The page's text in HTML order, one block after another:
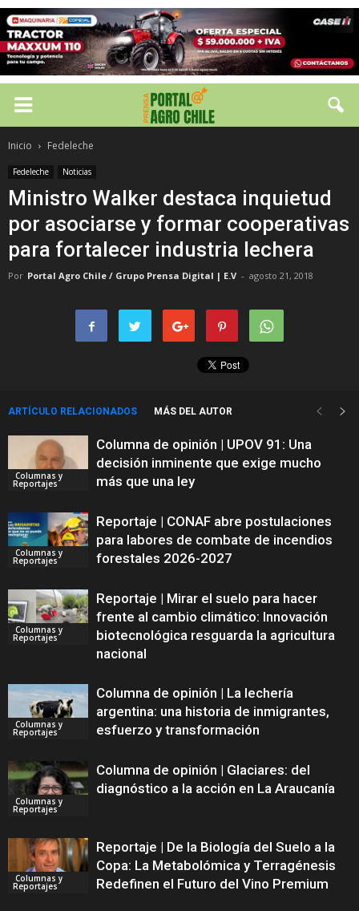
Inicio Fedeleche
Fedeleche Noticias
Ministro Walker destaca inquietud
por asociarse y formar cooperativas
para fortalecer industria lechera
Por Portal Agro Chile / Grupo Prensa Digital | E.V - agosto 21, 2018
ARTÍCULO RELACIONADOS MÁS DEL AUTOR
Columnas y
Reportajes
Columna de opinión | UPOV 91: Una
decisión inminente que exige mucho
más que una ley
Columnas y
Reportajes
Reportaje | CONAF abre postulaciones
para labores de combate de incendios
forestales 2026-2027
Columnas y
Reportajes
Reportaje | Mirar el suelo para hacer
frente al cambio climático: Innovación
biotecnológica resguarda la agricultura
nacional
Columnas y
Reportajes
Columna de opinión | La lechería
argentina: una historia de inmigrantes,
esfuerzo y transformación
Columnas y
Reportajes
Columna de opinión | Glaciares: del
diagnóstico a la acción en La Araucanía
Columnas y
Reportajes
Reportaje | De la Biología del Suelo a la
Copa: La Metabolómica y Terragénesis
Redefinen el Futuro del Vino Premium